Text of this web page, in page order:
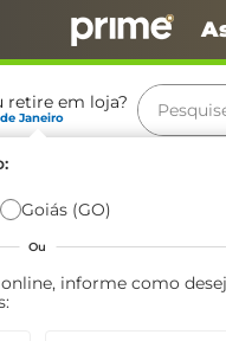
retire em loja?
Janeiro
Goiás (GO)
Ou
informe como
Torta
café